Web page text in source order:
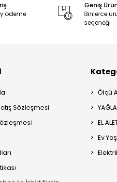
ödeme
Geniş
Binlerce
seçeneği
Sözleşmesi
Ölçü
EL
Ev